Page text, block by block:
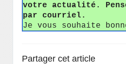
votre actualité.
par courriel.
Je vous souhaite
Partager cet article